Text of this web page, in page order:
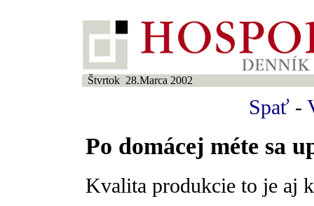
Štvrtok 28.Marca 2002
Spať -
Po domácej méte sa
Kvalita produkcie to je aj